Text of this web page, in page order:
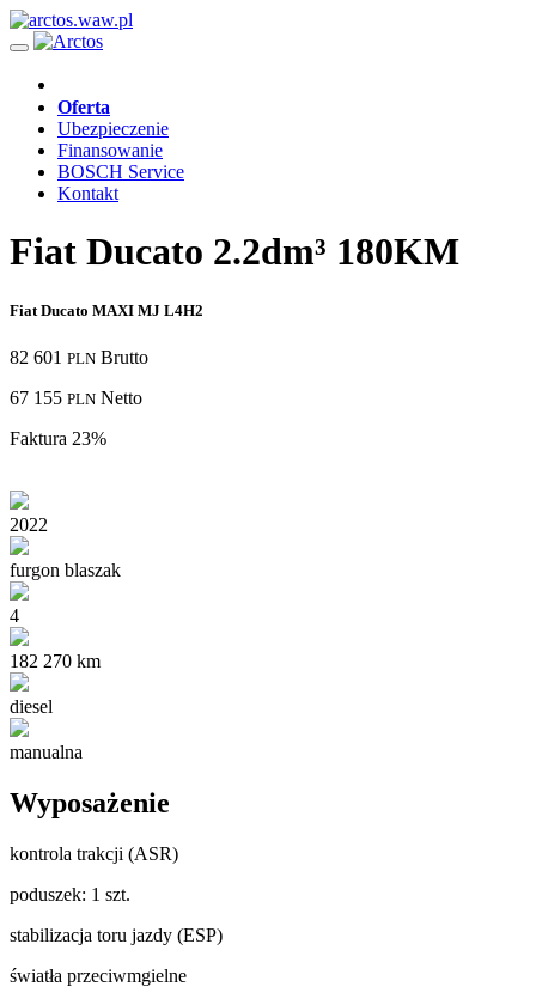
Oferta
Ubezpieczenie
Finansowanie
BOSCH Service
Kontakt
Fiat Ducato 2.2dm³ 180KM
Fiat Ducato MAXI MJ L4H2
82 601 PLN Brutto
67 155 PLN Netto
Faktura 23%
2022
furgon blaszak
4
182 270 km
diesel
manualna
Wyposażenie
kontrola trakcji (ASR)
poduszek: 1 szt.
stabilizacja toru jazdy (ESP)
światła przeciwmgielne